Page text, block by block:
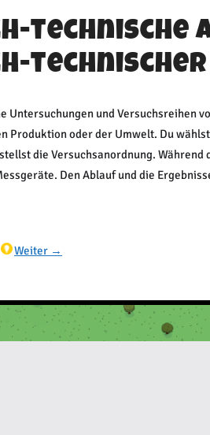
Untersuchungen und Versuchsreihen
Produktion oder der Umwelt. Du
die Versuchsanordnung.
Den Ablauf und die
Weiter →